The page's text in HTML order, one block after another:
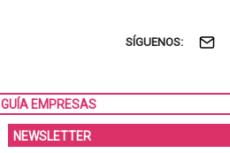
SÍGUENOS:
GUÍA EMPRESAS
NEWSLETTER